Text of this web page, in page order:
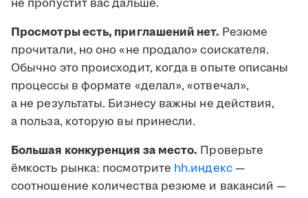
не пропустит вас дальше.
Просмотры есть, приглашений нет. Резюме
прочитали, но оно «не продало» соискателя.
Обычно это происходит, когда в опыте описаны
процессы в формате «делал», «отвечал»,
а не результаты. Бизнесу важны не действия,
а польза, которую вы принесли.
Большая конкуренция за место. Проверьте
ёмкость рынка: посмотрите hh.индекс—
соотношение количества резюме и вакансий —